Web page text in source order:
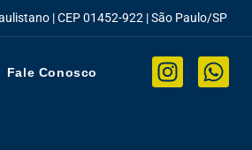
| CEP 01452-922 | São Paulo/SP
Fale Conosco